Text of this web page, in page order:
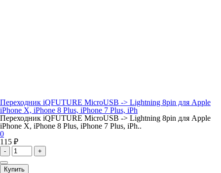
Переходник iQFUTURE MicroUSB -> Lightning 8pin для Apple
iPhone X, iPhone 8 Plus, iPhone 7 Plus, iPh
Переходник iQFUTURE MicroUSB -> Lightning 8pin для Apple
iPhone X, iPhone 8 Plus, iPhone 7 Plus, iPh..
0
115 ₽
- +
Купить